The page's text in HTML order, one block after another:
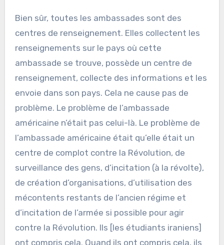
Bien sûr, toutes les ambassades sont des
centres de renseignement. Elles collectent les
renseignements sur le pays où cette
ambassade se trouve, possède un centre de
renseignement, collecte des informations et les
envoie dans son pays. Cela ne cause pas de
problème. Le problème de l’ambassade
américaine n’était pas celui-là. Le problème de
l’ambassade américaine était qu’elle était un
centre de complot contre la Révolution, de
surveillance des gens, d’incitation (à la révolte),
de création d’organisations, d’utilisation des
mécontents restants de l’ancien régime et
d’incitation de l’armée si possible pour agir
contre la Révolution. Ils [les étudiants iraniens]
ont compris cela. Quand ils ont compris cela, ils